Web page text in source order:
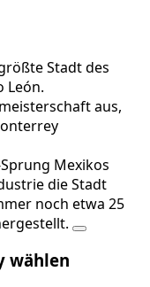
Stadt des
León.
aus,
Mexikos
die Stadt
noch etwa 25
wählen